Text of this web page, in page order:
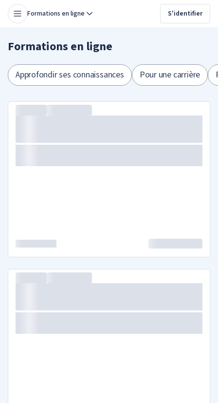
Formations en ligne S'identifier
Formations en ligne
Approfondir ses connaissances Pour une carrière